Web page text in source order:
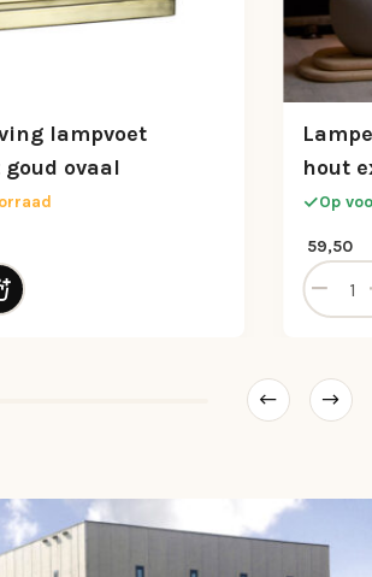
lampvoet
ovaal
lampvoet Jamiro licht goud ovaal aantal
hout
Op
59,50